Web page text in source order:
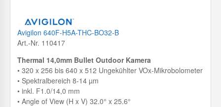
Avigilon 640F-H5A-THC-BO32-B
Art.-Nr. 110417
Thermal 14,0mm Bullet Outdoor Kamera
• 320 x 256 bis 640 x 512 Ungekühlter VOx-Mikrobolometer
• Spektralbereich 8-14 µm
• inkl. F1.0/14,0 mm
• Angle of View (H x V) 32.0° x 25.6°